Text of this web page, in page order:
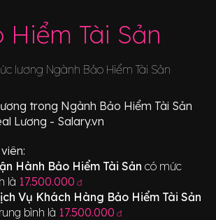
Hiểm Tài Sản
lương Ngành Bảo Hiểm Tài Sản
trong Ngành Bảo Hiểm Tài Sản
Lương - Salary.vn
Hành Bảo Hiểm Tài Sảncó mức
là 17.500.000 đ
Vụ Khách Hàng Bảo Hiểm Tài Sản
bình là 17.500.000 đ